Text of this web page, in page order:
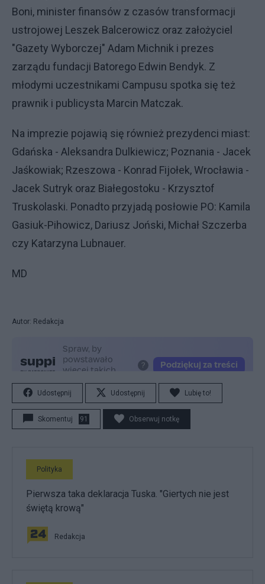
Boni, minister finansów z czasów transformacji
ustrojowej Leszek Balcerowicz oraz założyciel
"Gazety Wyborczej" Adam Michnik i prezes
zarządu fundacji Batorego Edwin Bendyk. Z
młodymi uczestnikami Campusu spotka się też
prawnik i publicysta Marcin Matczak.
Na imprezie pojawią się również prezydenci miast:
Gdańska - Aleksandra Dulkiewicz; Poznania - Jacek
Jaśkowiak; Rzeszowa - Konrad Fijołek, Wrocławia -
Jacek Sutryk oraz Białegostoku - Krzysztof
Truskolaski. Ponadto przyjadą posłowie PO: Kamila
Gasiuk-Pihowicz, Dariusz Joński, Michał Szczerba
czy Katarzyna Lubnauer.
MD
Autor: Redakcja
Udostępnij Udostępnij Lubię to!
Skomentuj 91 Obserwuj notkę
Polityka
Pierwsza taka deklaracja Tuska. "Giertych nie jest
świętą krową"
Redakcja